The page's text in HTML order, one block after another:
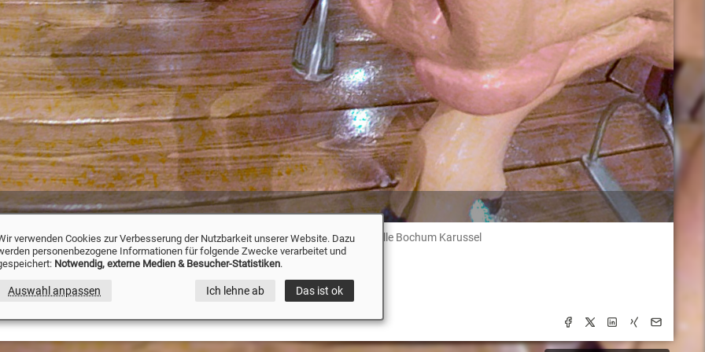
Jahrhunderthalle Bochum» Historischer Jahrmarkt Jahrhunderthalle Bochum Karussel
- 360°-Panorama Karussel
Jahrmarkt in der Jahrhunderthalle in Bochum
verwenden Cookies zur Verbesserung der Nutzbarkeit unserer Website. Dazu
personenbezogene Informationen für folgende Zwecke verarbeitet und
Notwendig, externe Medien & Besucher-Statistiken.
Auswahl anpassen Ich lehne ab Das ist ok